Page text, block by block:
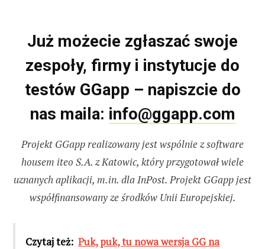
Już możecie zgłaszać swoje
zespoły, firmy i instytucje do
testów GGapp – napiszcie do
nas maila: info@ggapp.com
Projekt GGapp realizowany jest wspólnie z software
housem iteo S.A. z Katowic, który przygotował wiele
uznanych aplikacji, m.in. dla InPost. Projekt GGapp jest
współfinansowany ze środków Unii Europejskiej.
Czytaj też: Puk, puk, tu nowa wersja GG na